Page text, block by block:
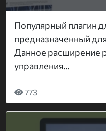
Популярный плагин
предназначенный
Данное расширение
управления...
773